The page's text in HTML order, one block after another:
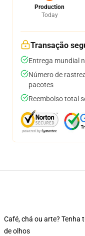
Production
Today
Transação
Entrega mundial
Número de
pacotes
Reembolso total
Café, chá ou arte? Tenha
de olhos